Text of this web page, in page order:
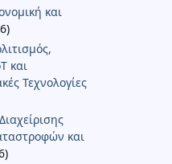
και
και
Τεχνολογίες
και